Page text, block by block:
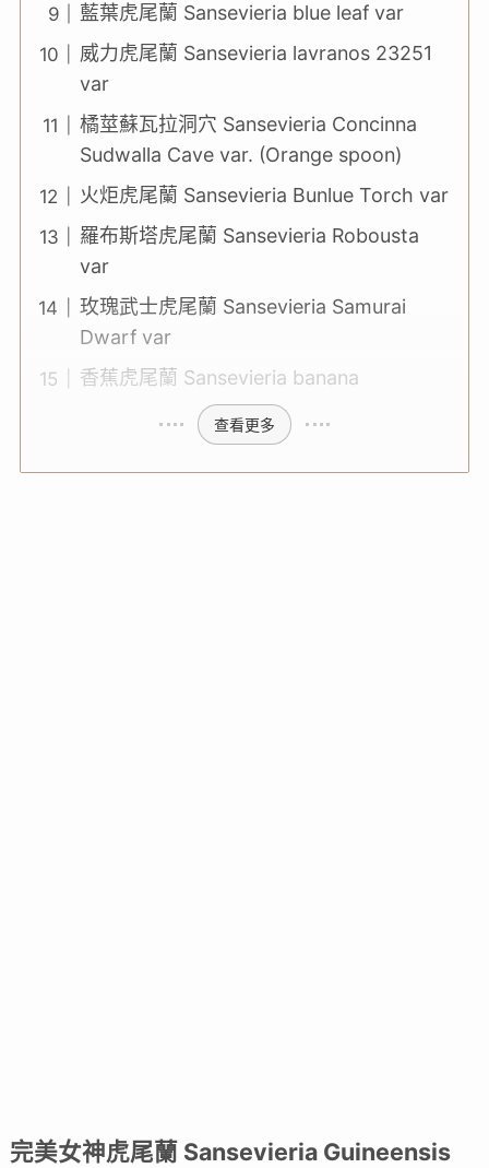
藍葉虎尾蘭 Sansevieria blue leaf var
威力虎尾蘭 Sansevieria lavranos 23251
var
橘莖蘇瓦拉洞穴 Sansevieria Concinna
Sudwalla Cave var. (Orange spoon)
火炬虎尾蘭 Sansevieria Bunlue Torch var
羅布斯塔虎尾蘭 Sansevieria Robousta
var
玫瑰武士虎尾蘭 Sansevieria Samurai
Dwarf var
香蕉虎尾蘭 Sansevieria banana
查看更多
完美女神虎尾蘭 Sansevieria Guineensis